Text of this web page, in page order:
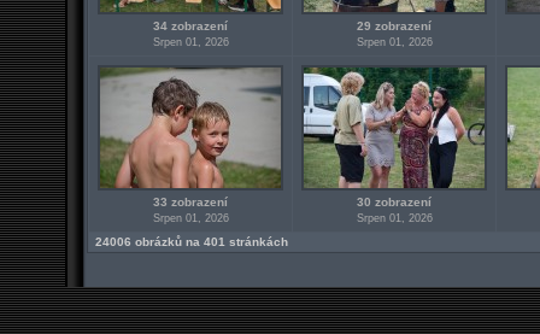
34 zobrazení
Srpen 01, 2026
29 zobrazení
Srpen 01, 2026
33 zobrazení
Srpen 01, 2026
30 zobrazení
Srpen 01, 2026
24006 obrázků na 401 stránkách